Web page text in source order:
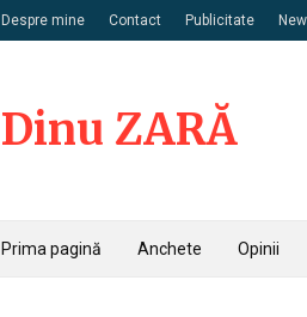
Despre mine Contact Publicitate
Dinu ZARĂ
Prima pagină Anchete Opinii